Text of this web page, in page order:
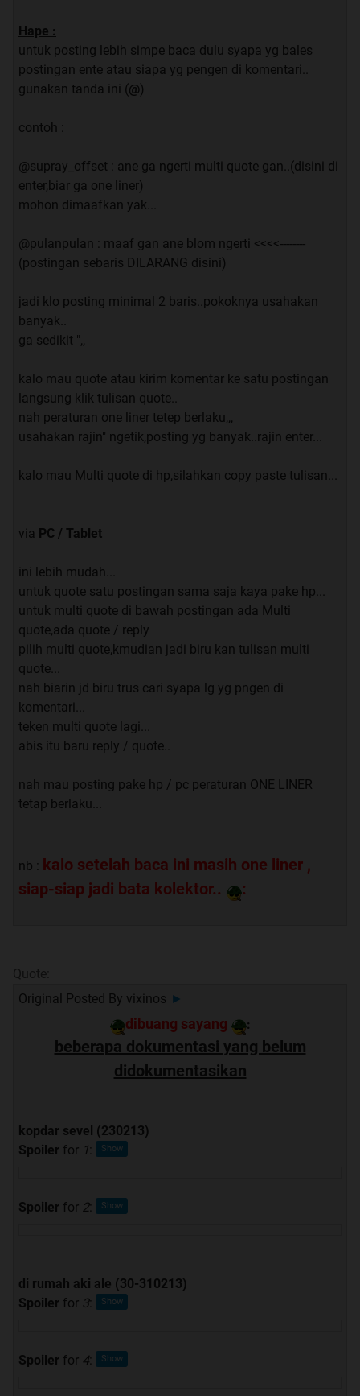
Baca ini dulu gan
Pertamax :
Disclaimer
keracunan yg anda alami
Keduax :
28stut agreement :
akibat nya dan setuju untuk tidak menuntut dalam bentuk
apapun
:
Ketigax :
We are genk MOTORHOOD not STIKERHOOD or
Keempax
atau perbedaan2 nya
Ke limax :
Sekali lg (yak sekali lagi) Vixus tidak AKAN bertanggung
jawab atas segala jenis keracunan yg anda alami
Pasal Tambahan : tidak untuk wanita hamil,lemah
syahwat, penderita jantung, ejakulasi dini,vertigo, pria
abnormal, psikotropika traumatis,eksema.
speech. By entering Vixus, you are agree to our terms and
agreements.
Hape :
untuk posting lebih simpe baca dulu syapa yg bales
postingan ente atau siapa yg pengen di komentari..
gunakan tanda ini (@)
contoh :
@supray_offset : ane ga ngerti multi quote gan..(disini di
enter,biar ga one liner)
mohon dimaafkan yak...
@pulanpulan : maaf gan ane blom ngerti <<<<--------
(postingan sebaris DILARANG disini)
jadi klo posting minimal 2 baris..pokoknya usahakan
banyak..
ga sedikit ",,
kalo mau quote atau kirim komentar ke satu postingan
langsung klik tulisan quote..
nah peraturan one liner tetep berlaku,,,
usahakan rajin" ngetik,posting yg banyak..rajin enter...
kalo mau Multi quote di hp,silahkan copy paste tulisan...
via PC / Tablet
ini lebih mudah...
untuk quote satu postingan sama saja kaya pake hp...
untuk multi quote di bawah postingan ada Multi
quote,ada quote / reply
pilih multi quote,kmudian jadi biru kan tulisan multi
quote...
nah biarin jd biru trus cari syapa lg yg pngen di
komentari...
teken multi quote lagi...
abis itu baru reply / quote..
nah mau posting pake hp / pc peraturan ONE LINER
tetap berlaku...
nb : kalo setelah baca ini masih one liner ,
siap-siap jadi bata kolektor..
:
Quote:
Original Posted By vixinos ►
dibuang sayang :
beberapa dokumentasi yang belum
didokumentasikan
kopdar sevel (230213)
Spoiler for 1
Spoiler for 2:
di rumah aki ale (30-310213)
Spoiler for 3:
Spoiler for 4